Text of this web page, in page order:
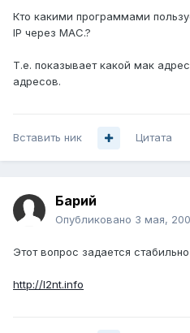
Кто какими программами
IP через MAC.?
Т.е. показывает какой мак
адресов.
Вставить ник Цитата
Барий
Опубликовано 3 мая,
Этот вопрос задается
http://l2nt.info